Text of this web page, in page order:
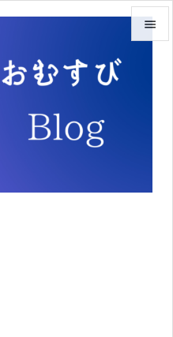

次へ